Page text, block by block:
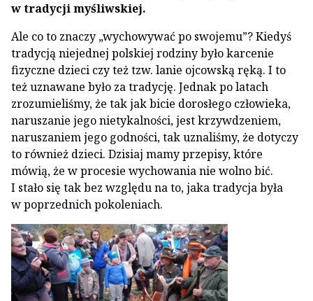
w tradycji myśliwskiej.
Ale co to znaczy „wychowywać po swojemu”? Kiedyś
tradycją niejednej polskiej rodziny było karcenie
fizyczne dzieci czy też tzw. lanie ojcowską ręką. I to
też uznawane było za tradycję. Jednak po latach
zrozumieliśmy, że tak jak bicie dorosłego człowieka,
naruszanie jego nietykalności, jest krzywdzeniem,
naruszaniem jego godności, tak uznaliśmy, że dotyczy
to również dzieci. Dzisiaj mamy przepisy, które
mówią, że w procesie wychowania nie wolno bić.
I stało się tak bez względu na to, jaka tradycja była
w poprzednich pokoleniach.